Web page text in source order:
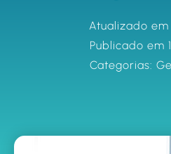
Atualizado em
Publicado em
Categorias: